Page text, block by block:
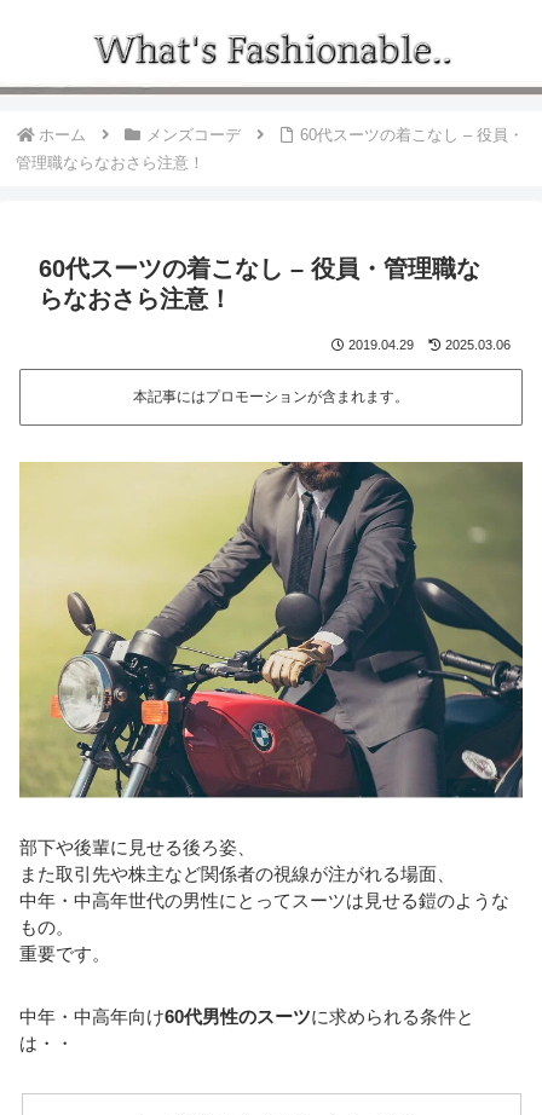
ホーム メンズコーデ
60代スーツの着こなし – 役員・
管理職ならなおさら注意！
60代スーツの着こなし – 役員・管理職な
らなおさら注意！
2019.04.29 2025.03.06
本記事にはプロモーションが含まれます。
部下や後輩に見せる後ろ姿、
また取引先や株主など関係者の視線が注がれる場面、
中年・中高年世代の男性にとってスーツは見せる鎧のような
もの。
重要です。
中年・中高年向け60代男性のスーツに求められる条件と
は・・